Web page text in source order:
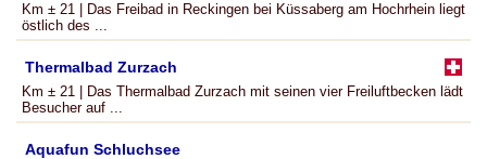
Km ± 21 | Das Freibad in Reckingen bei Küssaberg am Hochrhein liegt
östlich des ...
Thermalbad Zurzach
Km ± 21 | Das Thermalbad Zurzach mit seinen vier Freiluftbecken lädt
Besucher auf ...
Aquafun Schluchsee